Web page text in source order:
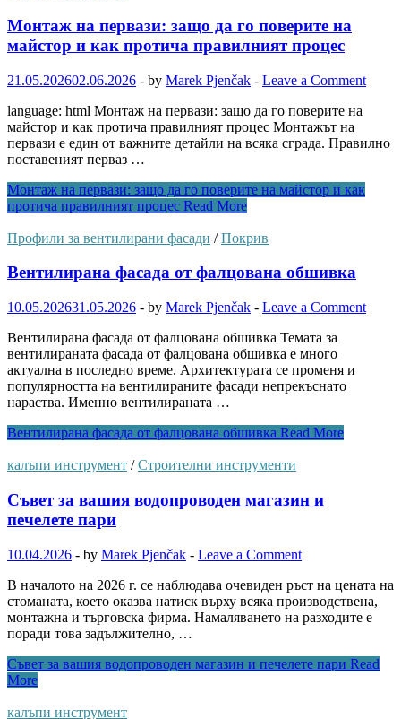
Монтаж на первази: защо да го поверите на
майстор и как протича правилният процес
21.05.202602.06.2026 - by Marek Pjenčak - Leave a Comment
language: html Монтаж на первази: защо да го поверите на
майстор и как протича правилният процес Монтажът на
первази е един от важните детайли на всяка сграда. Правилно
поставеният перваз …
Монтаж на первази: защо да го поверите на майстор и как
протича правилният процес Read More
Профили за вентилирани фасади /Покрив
Вентилирана фасада от фалцована обшивка
10.05.202631.05.2026 - by Marek Pjenčak - Leave a Comment
Вентилирана фасада от фалцована обшивка Темата за
вентилираната фасада от фалцована обшивка е много
актуална в последно време. Архитектурата се променя и
популярността на вентилираните фасади непрекъснато
нараства. Именно вентилираната …
Вентилирана фасада от фалцована обшивка Read More
калъпи инструмент /Строителни инструменти
Съвет за вашия водопроводен магазин и
печелете пари
10.04.2026 - by Marek Pjenčak - Leave a Comment
В началото на 2026 г. се наблюдава очевиден ръст на цената на
стоманата, което оказва натиск върху всяка производствена,
монтажна и търговска фирма. Намаляването на разходите е
поради това задължително, …
Съвет за вашия водопроводен магазин и печелете пари Read
More
калъпи инструмент